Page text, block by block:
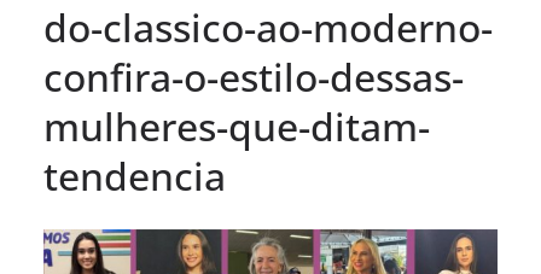
do-classico-ao-moderno-
confira-o-estilo-dessas-
mulheres-que-ditam-
tendencia